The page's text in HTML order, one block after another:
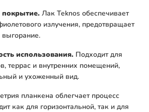
Лак Teknos обеспечивает
излучения, предотвращает
выгорание.
использования. Подходит для
террас и внутренних помещений,
и ухоженный вид.
планкена облегчает процесс
как для горизонтальной, так и для